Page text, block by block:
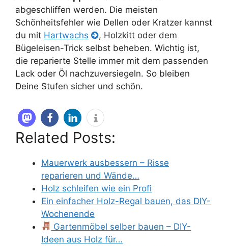
abgeschliffen werden. Die meisten
Schönheitsfehler wie Dellen oder Kratzer kannst
du mit Hartwachs
, Holzkitt oder dem
Bügeleisen-Trick selbst beheben. Wichtig ist,
die reparierte Stelle immer mit dem passenden
Lack oder Öl nachzuversiegeln. So bleiben
Deine Stufen sicher und schön.
Related Posts:
Mauerwerk ausbessern – Risse
reparieren und Wände…
Holz schleifen wie ein Profi
Ein einfacher Holz-Regal bauen, das DIY-
Wochenende
Gartenmöbel selber bauen – DIY-
Ideen aus Holz für…